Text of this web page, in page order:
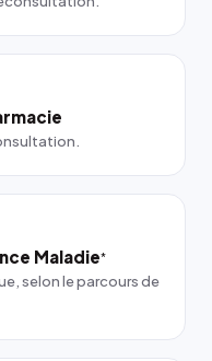
Maladie*
selon le parcours de